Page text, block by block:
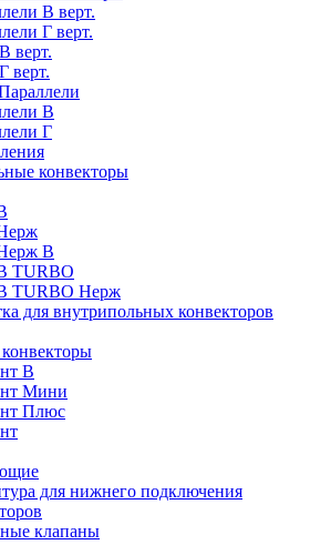
В верт.
Г верт.
верт.
верт.
В
Г
конвекторы
В
TURBO
TURBO Нерж
для внутрипольных конвекторов
В
Мини
Плюс
для нижнего подключения
клапаны